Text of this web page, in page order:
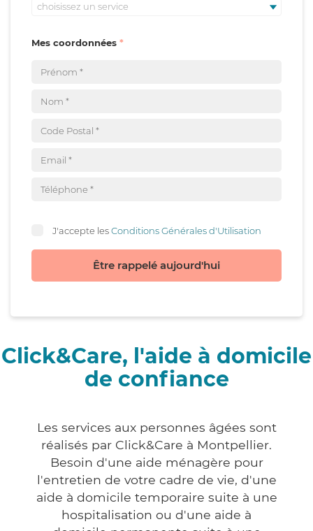
choisissez un service
Mes coordonnées
J'accepte lesConditions Générales d'Utilisation
Être rappelé aujourd'hui
Click&Care, l'aide à domicile
de confiance
Les services aux personnes âgées sont
réalisés par Click&Care à Montpellier.
Besoin d'une aide ménagère pour
l'entretien de votre cadre de vie, d'une
aide à domicile temporaire suite à une
hospitalisation ou d'une aide à